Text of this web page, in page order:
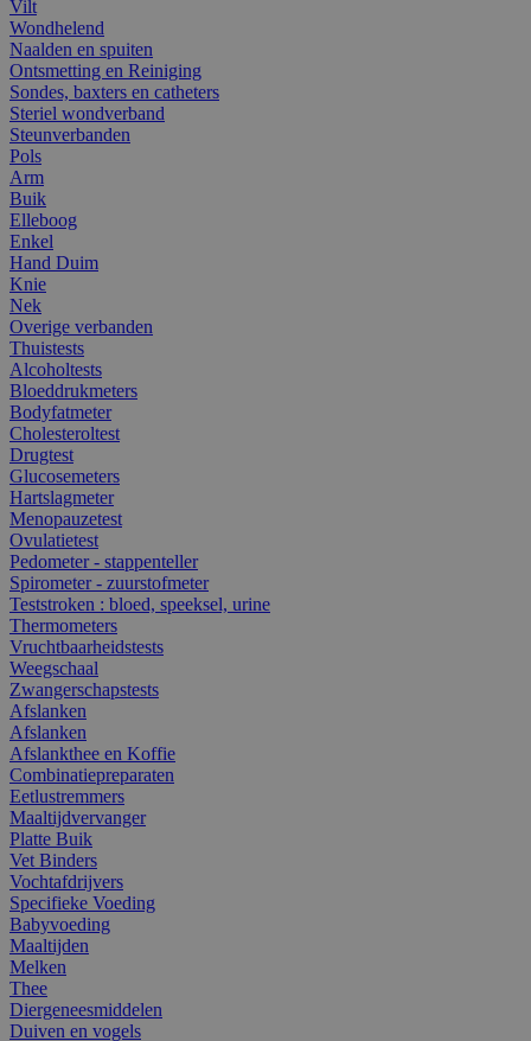
Vilt
Wondhelend
Naalden en spuiten
Ontsmetting en Reiniging
Sondes, baxters en catheters
Steriel wondverband
Steunverbanden
Pols
Arm
Buik
Elleboog
Enkel
Hand Duim
Knie
Nek
Overige verbanden
Thuistests
Alcoholtests
Bloeddrukmeters
Bodyfatmeter
Cholesteroltest
Drugtest
Glucosemeters
Hartslagmeter
Menopauzetest
Ovulatietest
Pedometer - stappenteller
Spirometer - zuurstofmeter
Teststroken : bloed, speeksel, urine
Thermometers
Vruchtbaarheidstests
Weegschaal
Zwangerschapstests
Afslanken
Afslanken
Afslankthee en Koffie
Combinatiepreparaten
Eetlustremmers
Maaltijdvervanger
Platte Buik
Vet Binders
Vochtafdrijvers
Specifieke Voeding
Babyvoeding
Maaltijden
Melken
Thee
Diergeneesmiddelen
Duiven en vogels